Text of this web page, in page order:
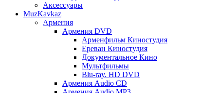
Аксессуары
MuzKavkaz
Армения
Армения DVD
Арменфильм Киностудия
Ереван Киностудия
Документальное Кино
Мультфильмы
Blu-ray. HD DVD
Армения Audio CD